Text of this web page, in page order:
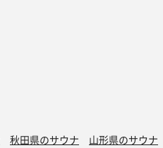
秋田県のサウナ 山形県のサウナ